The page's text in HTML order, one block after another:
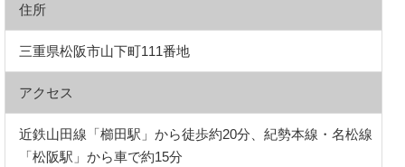
住所
三重県松阪市山下町111番地
アクセス
近鉄山田線「櫛田駅」から徒歩約20分、紀勢本線・名松線
「松阪駅」から車で約15分